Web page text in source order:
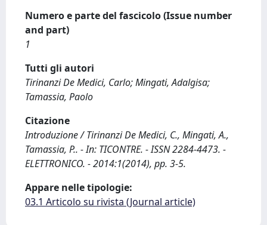
Numero e parte del fascicolo (Issue number
and part)
1
Tutti gli autori
Tirinanzi De Medici, Carlo; Mingati, Adalgisa;
Tamassia, Paolo
Citazione
Introduzione / Tirinanzi De Medici, C., Mingati, A.,
Tamassia, P.. - In: TICONTRE. - ISSN 2284-4473. -
ELETTRONICO. - 2014:1(2014), pp. 3-5.
Appare nelle tipologie:
03.1 Articolo su rivista (Journal article)